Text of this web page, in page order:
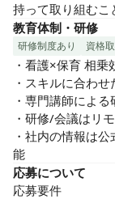
持って取り組むこ
教育体制・研修
研修制度あり 資格
・看護×保育 相
・スキルに合わせ
・専門講師によ
・研修/会議はリ
・社内の情報は
能
応募について
応募要件